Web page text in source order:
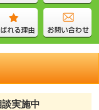
実施中